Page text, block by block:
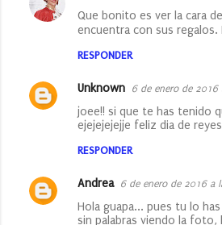
Que bonito es ver la cara
encuentra con sus regalos.
RESPONDER
Unknown 6 de enero de 2016
joee!! si que te has tenido
ejejejejejje feliz dia de
RESPONDER
Andrea 6 de enero de 2016 a
Hola guapa... pues tu lo
sin palabras viendo la foto,